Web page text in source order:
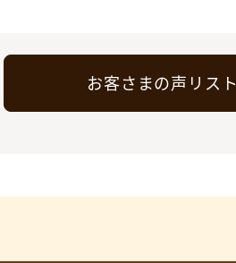
お客さまの声リスト